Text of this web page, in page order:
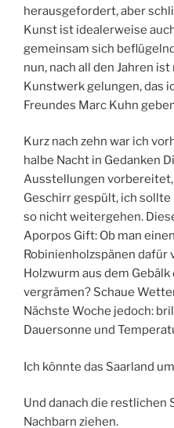
herausgefordert, aber
Kunst ist idealerweise
gemeinsam sich
nun, nach all den Jahren
Kunstwerk gelungen, das
Freundes Marc Kuhn
Kurz nach zehn war ich
halbe Nacht in Gedanken
Ausstellungen
Geschirr gespült, ich sollte
so nicht weitergehen.
Aporpos Gift: Ob man
Robinienholzspänen dafür
Holzwurm aus dem
vergrämen? Schaue
Nächste Woche jedoch:
Dauersonne und
Ich könnte das Saarland
Und danach die restlichen
Nachbarn ziehen.